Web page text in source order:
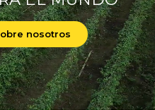
nosotros